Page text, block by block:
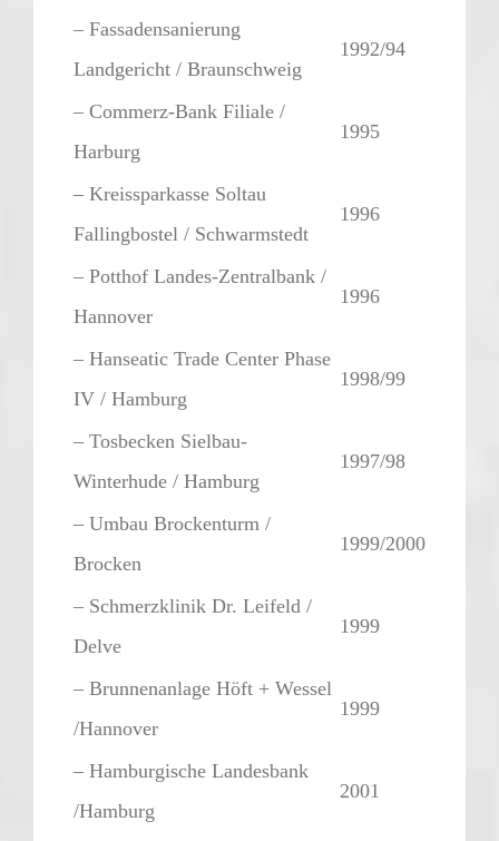
– Fassadensanierung
Landgericht / Braunschweig
1992/94
– Commerz-Bank Filiale /
Harburg
1995
– Kreissparkasse Soltau
Fallingbostel / Schwarmstedt
1996
– Potthof Landes-Zentralbank /
Hannover
1996
– Hanseatic Trade Center Phase
IV / Hamburg
1998/99
– Tosbecken Sielbau-
Winterhude / Hamburg
1997/98
– Umbau Brockenturm /
Brocken
1999/2000
– Schmerzklinik Dr. Leifeld /
Delve
1999
– Brunnenanlage Höft + Wessel
/Hannover
1999
– Hamburgische Landesbank
/Hamburg
2001